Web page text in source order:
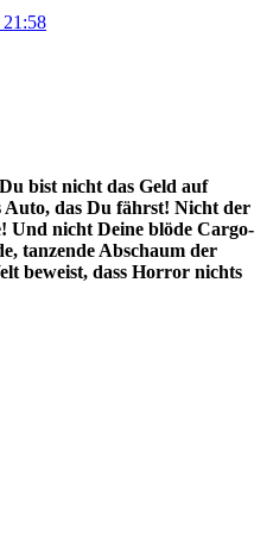
bist nicht das Geld auf
das Du fährst! Nicht der
Und nicht Deine blöde Cargo-
tanzende Abschaum der
beweist, dass Horror nichts